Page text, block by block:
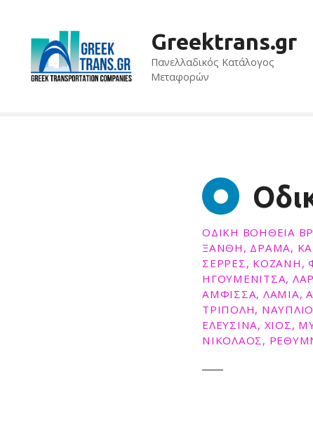
Greektrans.gr
Πανελλαδικός Κατάλογος
Μεταφορών
ΟΔΙΚΉ ΒΟΉΘΕΙΑ
ΞΑΝΘΗ, ΔΡΑΜΑ,
ΣΕΡΡΕΣ, ΚΟΖΑΝΗ,
ΗΓΟΥΜΕΝΙΤΣΑ,
ΑΜΦΙΣΣΑ, ΛΑΜΙΑ,
ΤΡΙΠΟΛΗ,
ΕΛΕΥΣΙΝΑ, ΧΙΟΣ,
ΝΙΚΟΛΑΟΣ,